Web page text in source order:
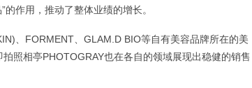
作用，推动了整体业绩的增长。
、FORMENT、GLAM.D BIO等自有美容品牌所在的美
照相亭PHOTOGRAY也在各自的领域展现出稳健的销售